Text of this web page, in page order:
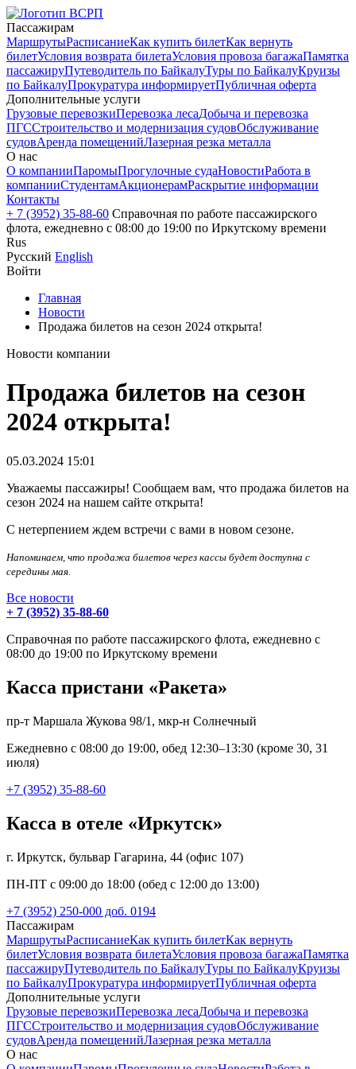
Пассажирам
МаршрутыРасписаниеКак купить билетКак вернуть
билетУсловия возврата билетаУсловия провоза багажаПамятка
пассажируПутеводитель по БайкалуТуры по БайкалуКруизы
по БайкалуПрокуратура информируетПубличная оферта
Дополнительные услуги
Грузовые перевозкиПеревозка лесаДобыча и перевозка
ПГССтроительство и модернизация судовОбслуживание
судовАренда помещенийЛазерная резка металла
О нас
О компанииПаромыПрогулочные судаНовостиРабота в
компанииСтудентамАкционерамРаскрытие информации
Контакты
+ 7 (3952) 35-88-60 Справочная по работе пассажирского
флота, ежедневно с 08:00 до 19:00 по Иркутскому времени
Rus
Русский English
Войти
Главная
Новости
Продажа билетов на сезон 2024 открыта!
Новости компании
Продажа билетов на сезон
2024 открыта!
05.03.2024 15:01
Уважаемы пассажиры! Сообщаем вам, что продажа билетов на
сезон 2024 на нашем сайте открыта!
С нетерпением ждем встречи с вами в новом сезоне.
Напоминаем, что продажа билетов через кассы будет доступна с
середины мая.
Все новости
+ 7 (3952) 35-88-60
Справочная по работе пассажирского флота, ежедневно с
08:00 до 19:00 по Иркутскому времени
Касса пристани «Ракета»
пр-т Маршала Жукова 98/1, мкр-н Солнечный
Ежедневно с 08:00 до 19:00, обед 12:30–13:30 (кроме 30, 31
июля)
+7 (3952) 35-88-60
Касса в отеле «Иркутск»
г. Иркутск, бульвар Гагарина, 44 (офис 107)
ПН-ПТ с 09:00 до 18:00 (обед с 12:00 до 13:00)
+7 (3952) 250-000 доб. 0194
Пассажирам
МаршрутыРасписаниеКак купить билетКак вернуть
билетУсловия возврата билетаУсловия провоза багажаПамятка
пассажируПутеводитель по БайкалуТуры по БайкалуКруизы
по БайкалуПрокуратура информируетПубличная оферта
Дополнительные услуги
Грузовые перевозкиПеревозка лесаДобыча и перевозка
ПГССтроительство и модернизация судовОбслуживание
судовАренда помещенийЛазерная резка металла
О нас